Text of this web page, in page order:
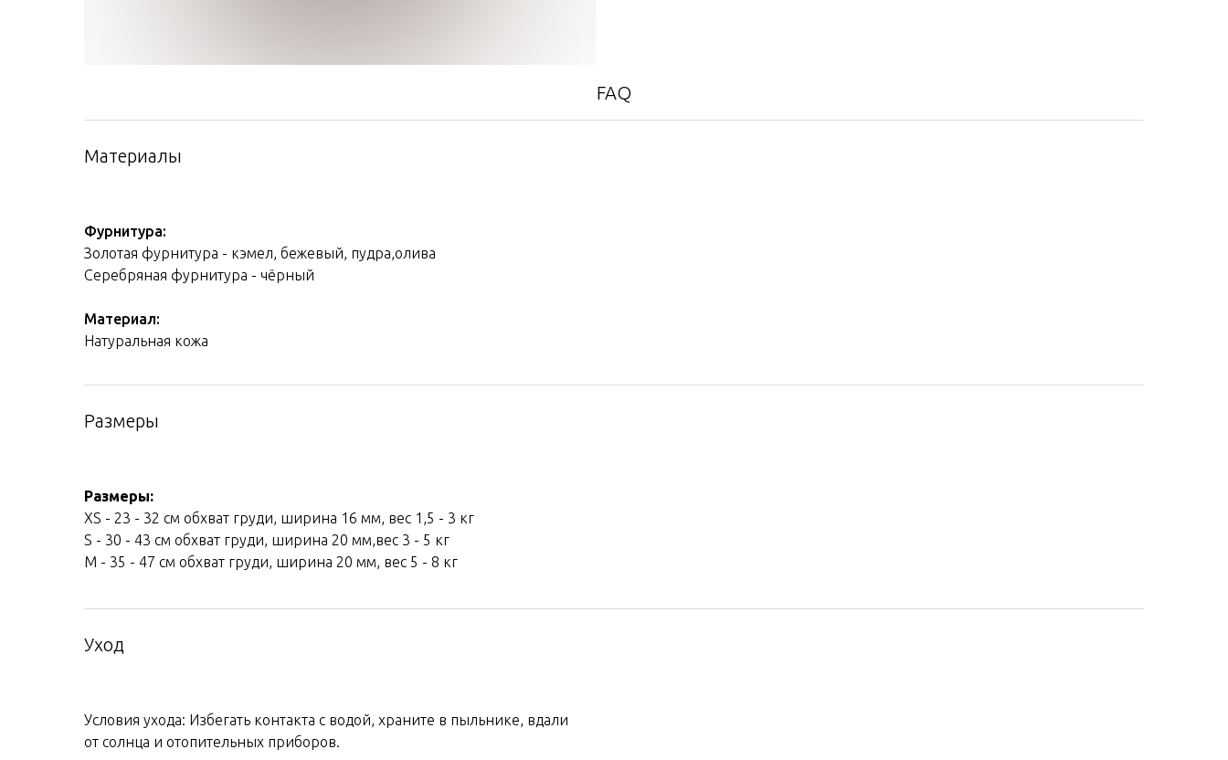
FAQ
Материалы
Фурнитура:
Золотая фурнитура - кэмел, бежевый, пудра,олива
Серебряная фурнитура - чёрный
Материал:
Натуральная кожа
Размеры
Размеры:
XS - 23 - 32 см обхват груди, ширина 16 мм, вес 1,5 - 3 кг
S - 30 - 43 см обхват груди, ширина 20 мм,вес 3 - 5 кг
М - 35 - 47 см обхват груди, ширина 20 мм, вес 5 - 8 кг
Уход
Условия ухода: Избегать контакта с водой, храните в пыльнике, вдали
от солнца и отопительных приборов.